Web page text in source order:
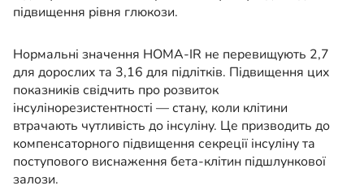
підвищення рівня глюкози.
Нормальні значення HOMA-IR не перевищують 2,7
для дорослих та 3,16 для підлітків. Підвищення цих
показників свідчить про розвиток
інсулінорезистентності — стану, коли клітини
втрачають чутливість до інсуліну. Це призводить до
компенсаторного підвищення секреції інсуліну та
поступового виснаження бета-клітин підшлункової
залози.